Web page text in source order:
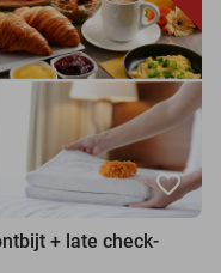
favorite_border
+ late check-